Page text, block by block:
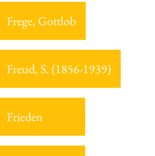
Frege, Gottlob
Freud, S. (1856-1939)
Frieden